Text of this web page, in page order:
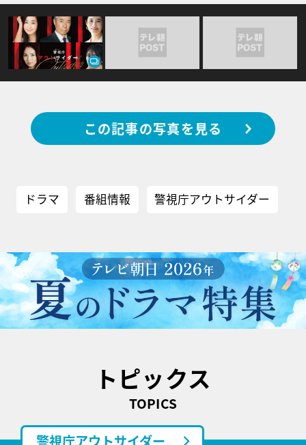
この記事の写真を見る
ドラマ 番組情報 警視庁アウトサイダー
トピックス
TOPICS
警視庁アウトサイダー